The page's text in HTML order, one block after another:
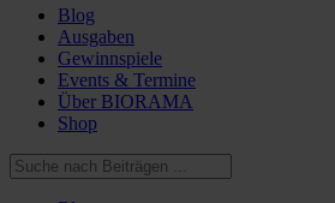
Blog
Ausgaben
Gewinnspiele
Events & Termine
Über BIORAMA
Shop